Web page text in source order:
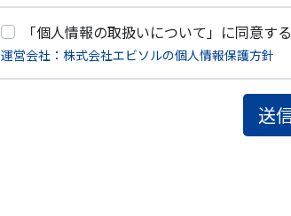
「個人情報の取扱いについて」に同意する
運営会社：株式会社エビソルの個人情報保護方針